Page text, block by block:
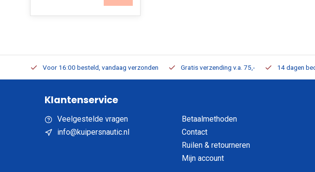
Voor 16:00 besteld, vandaag verzonden Gratis verzending v.a. 75,- 14 dagen
Klantenservice
Veelgestelde vragen
info@kuipersnautic.nl
Betaalmethoden
Contact
Ruilen & retourneren
Mijn account